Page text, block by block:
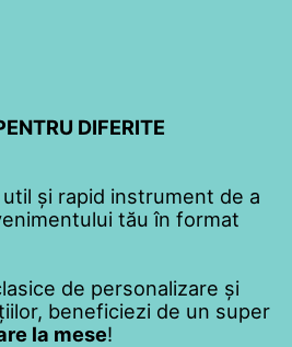
DIFERITE
și rapid instrument de a
tău în format
de personalizare și
beneficiezi de un super
la mese!